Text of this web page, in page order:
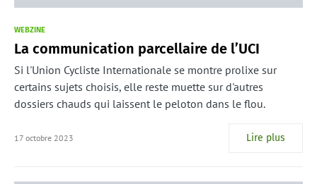
WEBZINE
La communication parcellaire de l’UCI
Si l'Union Cycliste Internationale se montre prolixe sur
certains sujets choisis, elle reste muette sur d'autres
dossiers chauds qui laissent le peloton dans le flou.
17 octobre 2023 Lire plus